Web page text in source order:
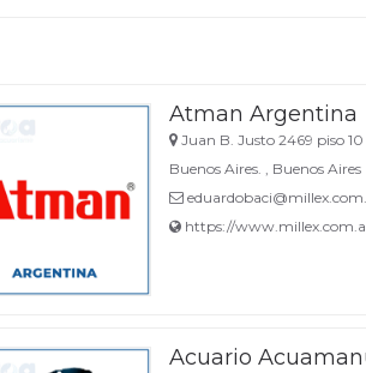
Atman Argentina
Juan B. Justo 2469 piso
Buenos Aires. , Buenos Aires
https://
Acuario